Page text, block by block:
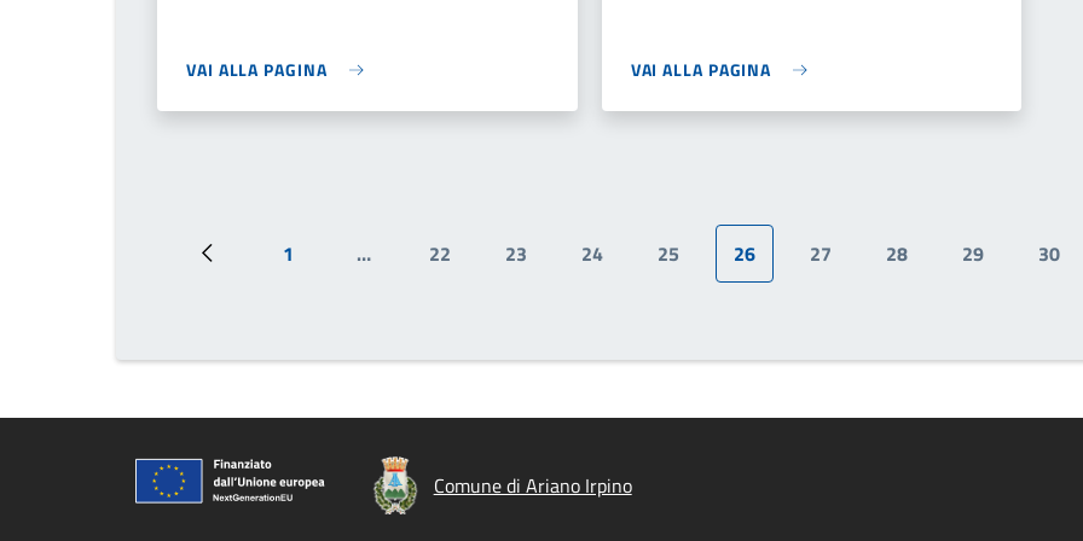
VAI ALLA PAGINA VAI ALLA PAGINA
Pagina precedente
Prima pagina
1 …
Pagina
22
Pagina
23
Pagina
24
Pagina
25
Pagina attuale
26
Pagina
27
Pagina
28
Pagina
29 30
Comune di Ariano Irpino